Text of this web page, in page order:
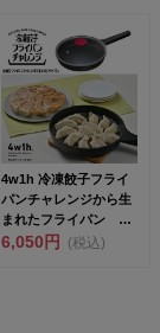
4w1h 冷凍餃子フライ
パンチャレンジから生
まれたフライパン
<br>燕...
6,050円 (税込)